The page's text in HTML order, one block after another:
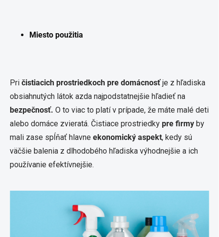
Miesto použitia
Pri čistiacich prostriedkoch pre domácnosťje z hľadiska
obsiahnutých látok azda najpodstatnejšie hľadieť na
bezpečnosť. O to viac to platí v prípade, že máte malé deti
alebo domáce zvieratá. Čistiace prostriedky pre firmy by
mali zase spĺňať hlavne ekonomický aspekt, kedy sú
väčšie balenia z dlhodobého hľadiska výhodnejšie a ich
používanie efektívnejšie.